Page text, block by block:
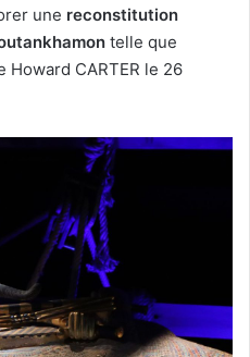
une reconstitution
telle que
Howard CARTER le 26